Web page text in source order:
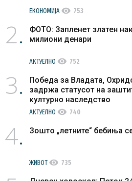
ЕКОНОМИЈА visibility 753
2
ФОТО: Запленет златен
милиони денари
АКТУЕЛНО visibility 752
3
Победа за Владата,
задржа статусот на
културно наследство
АКТУЕЛНО visibility 740
4 Зошто „летните“ бебиња
ЖИВОТvisibility 735